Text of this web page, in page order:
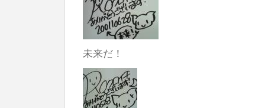
未来だ！